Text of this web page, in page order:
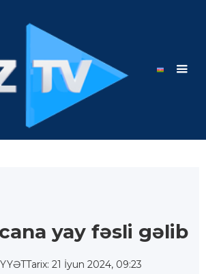
yay fəsli gəlib
Tarix: 21 İyun 2024, 09:23